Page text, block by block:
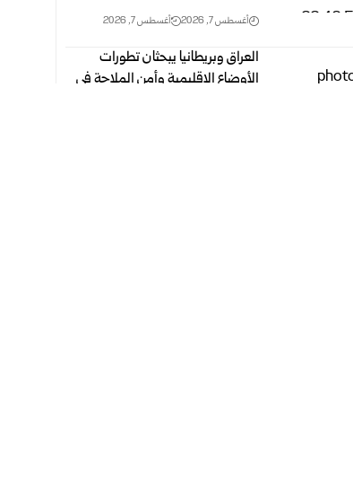
أغسطس 7, 2026 أغسطس 7, 2026
العراق وبريطانيا يبحثان تطورات
الأوضاع الإقليمية وأمن الملاحة في